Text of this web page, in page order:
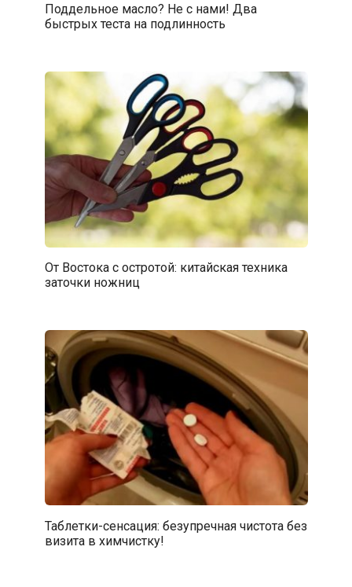
Поддельное масло? Не с нами! Два
быстрых теста на подлинность
От Востока с остротой: китайская техника
заточки ножниц
Таблетки-сенсация: безупречная чистота без
визита в химчистку!